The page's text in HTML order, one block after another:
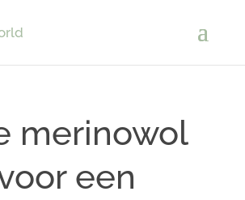
merinowol
een